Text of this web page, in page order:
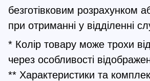
безготівковим розрахунком
при отриманні у відділенні
* Колір товару може трохи
через особливості
** Характеристики та